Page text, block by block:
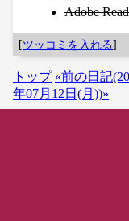
Adobe
[ツッコミを入れる]
トップ «前の日記
年07月12日(月))»